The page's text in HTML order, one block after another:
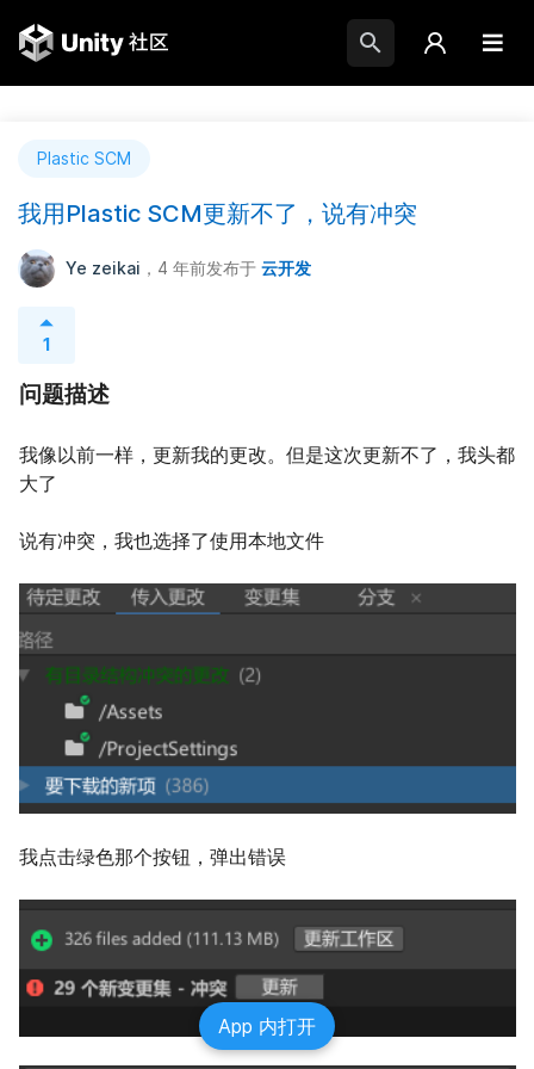
Plastic SCM
我用Plastic SCM更新不了，说有冲突
Ye zeikai ，4 年前发布于 云开发
1
问题描述
我像以前一样，更新我的更改。但是这次更新不了，我头都
大了
说有冲突，我也选择了使用本地文件
我点击绿色那个按钮，弹出错误
App 内打开